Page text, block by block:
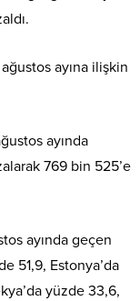
ayına ilişkin
ayında
769 bin 525’e
ayında geçen
51,9, Estonya’da
yüzde 33,6,